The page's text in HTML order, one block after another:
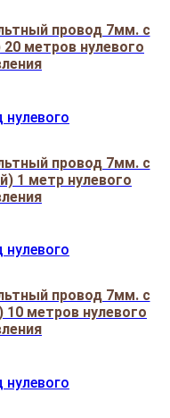
провод 7мм. с
метров нулевого
провод 7мм. с
1 метр нулевого
провод 7мм. с
метров нулевого